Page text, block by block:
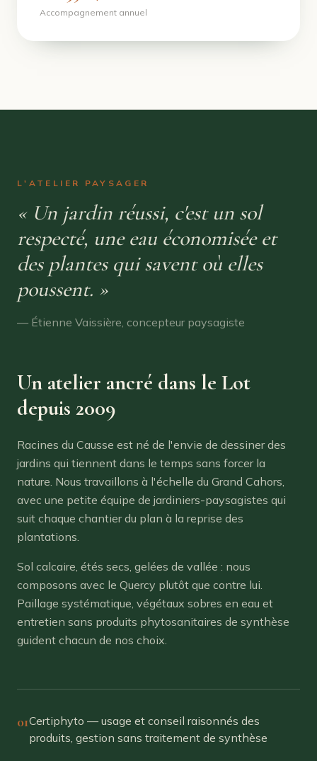
Accompagnement annuel
L'ATELIER PAYSAGER
« Un jardin réussi, c'est un sol
respecté, une eau économisée et
des plantes qui savent où elles
poussent. »
— Étienne Vaissière, concepteur paysagiste
Un atelier ancré dans le Lot
depuis 2009
Racines du Causse est né de l'envie de dessiner des
jardins qui tiennent dans le temps sans forcer la
nature. Nous travaillons à l'échelle du Grand Cahors,
avec une petite équipe de jardiniers-paysagistes qui
suit chaque chantier du plan à la reprise des
plantations.
Sol calcaire, étés secs, gelées de vallée : nous
composons avec le Quercy plutôt que contre lui.
Paillage systématique, végétaux sobres en eau et
entretien sans produits phytosanitaires de synthèse
guident chacun de nos choix.
01Certiphyto — usage et conseil raisonnés des
produits, gestion sans traitement de synthèse